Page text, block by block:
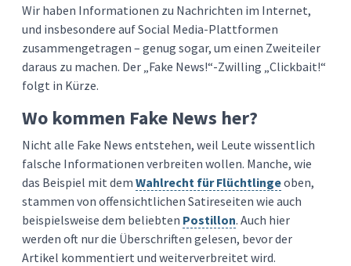
Wir haben Informationen zu Nachrichten im Internet,
und insbesondere auf Social Media-Plattformen
zusammengetragen – genug sogar, um einen Zweiteiler
daraus zu machen. Der „Fake News!“-Zwilling „Clickbait!“
folgt in Kürze.
Wo kommen Fake News her?
Nicht alle Fake News entstehen, weil Leute wissentlich
falsche Informationen verbreiten wollen. Manche, wie
das Beispiel mit dem Wahlrecht für Flüchtlingeoben,
stammen von offensichtlichen Satireseiten wie auch
beispielsweise dem beliebten Postillon. Auch hier
werden oft nur die Überschriften gelesen, bevor der
Artikel kommentiert und weiterverbreitet wird.